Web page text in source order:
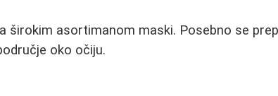
širokim asortimanom maski. Posebno se
oko očiju.